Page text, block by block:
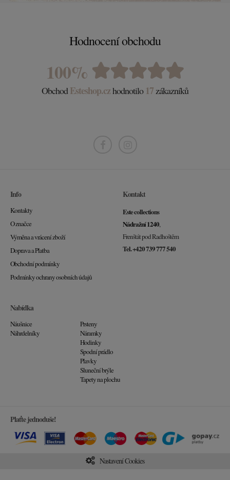
Hodnocení obchodu
100%
ObchodEsteshop.czhodnotilo 17zákazníků
Info
Kontakty
O značce
Výměna a vrácení zboží
Doprava a Platba
Obchodní podmínky
Podmínky ochrany osobních údajů
Kontakt
Este collections
Nádražní 1240,
Frenštát pod Radhoštěm
Tel. +420 739 777 540
Nabídka
Náušnice
Náhrdelníky
Prsteny
Náramky
Hodinky
Spodní prádlo
Plavky
Sluneční brýle
Tapety na plochu
Plaťte jednoduše!
Nastavení Cookies